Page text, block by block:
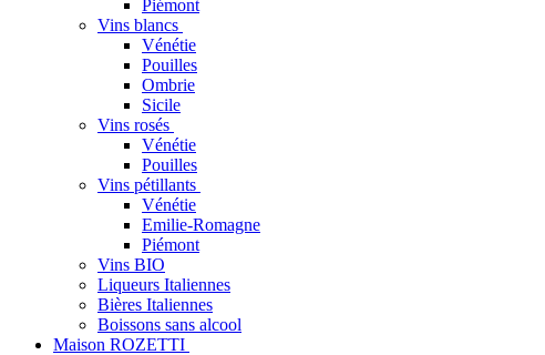
Piémont
Vins blancs
Vénétie
Pouilles
Ombrie
Sicile
Vins rosés
Vénétie
Pouilles
Vins pétillants
Vénétie
Emilie-Romagne
Piémont
Vins BIO
Liqueurs Italiennes
Bières Italiennes
Boissons sans alcool
Maison ROZETTI